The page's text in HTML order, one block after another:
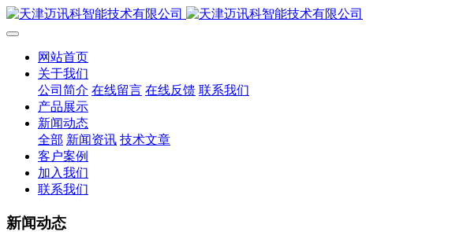
网站首页
关于我们
公司简介 在线留言 在线反馈 联系我们
产品展示
新闻动态
全部 新闻资讯 技术文章
客户案例
加入我们
联系我们
新闻动态